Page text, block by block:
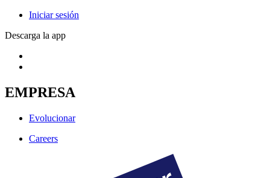
Iniciar sesión
Descarga la app
EMPRESA
Evolucionar
Careers